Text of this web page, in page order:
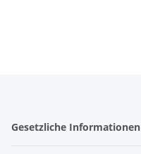
Gesetzliche Informationen